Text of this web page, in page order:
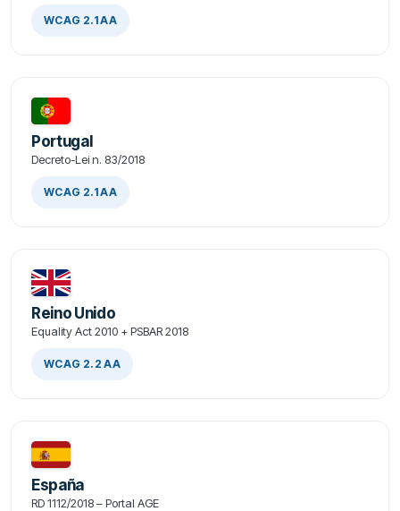
WCAG 2.1 AA
Portugal
Decreto-Lei n. 83/2018
WCAG 2.1 AA
Reino Unido
Equality Act 2010 + PSBAR 2018
WCAG 2.2 AA
España
RD 1112/2018 – Portal AGE